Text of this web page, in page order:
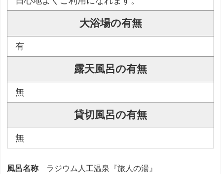
大浴場の有無
有
露天風呂の有無
無
貸切風呂の有無
無
風呂名称 ラジウム人工温泉『旅人の湯』